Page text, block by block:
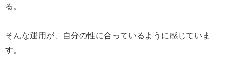
る。
そんな運用が、自分の性に合っているように感じていま
す。